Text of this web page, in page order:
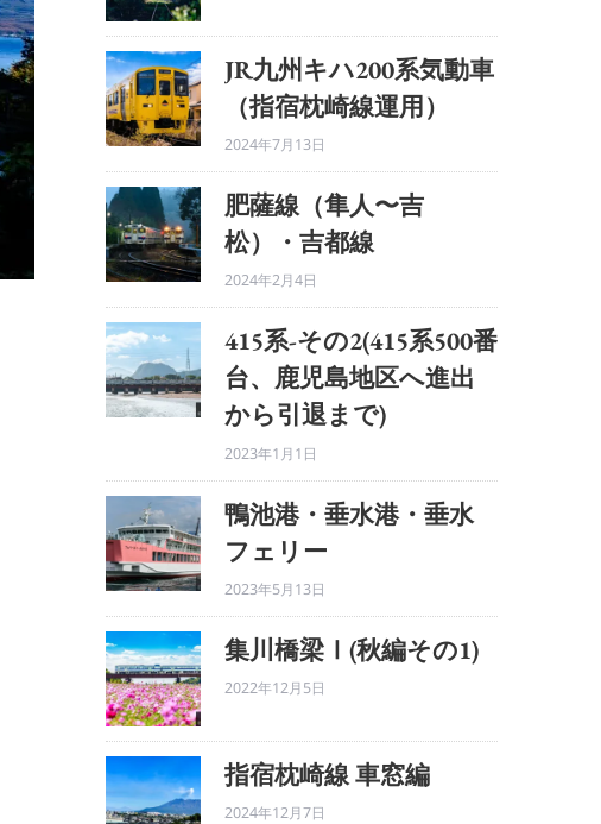
JR九州キハ200系気動車
（指宿枕崎線運用）
2024年7月13日
肥薩線（隼人〜吉
松）・吉都線
2024年2月4日
415系-その2(415系500番
台、鹿児島地区へ進出
から引退まで)
2023年1月1日
鴨池港・垂水港・垂水
フェリー
2023年5月13日
集川橋梁Ⅰ(秋編その1)
2022年12月5日
指宿枕崎線 車窓編
2024年12月7日